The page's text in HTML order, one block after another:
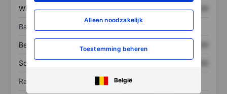
Alleen noodzakelijk
Toestemming beheren
België
Winst XXXXXXX XXXXXXX
Balans
Bezittingen XXXXXXX
Schulden
Ratio's